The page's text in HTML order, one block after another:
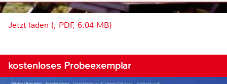
Jetzt laden (, PDF, 6.04 MB)
kostenloses Probeexemplar